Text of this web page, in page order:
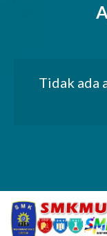
Tidak ada